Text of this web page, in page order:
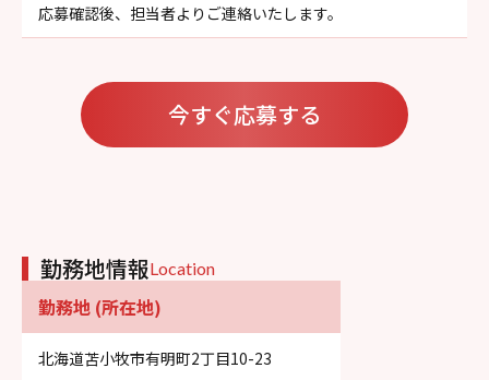
応募確認後、担当者よりご連絡いたします。
今すぐ応募する
勤務地情報Location
勤務地 (所在地)
北海道苫小牧市有明町2丁目10-23